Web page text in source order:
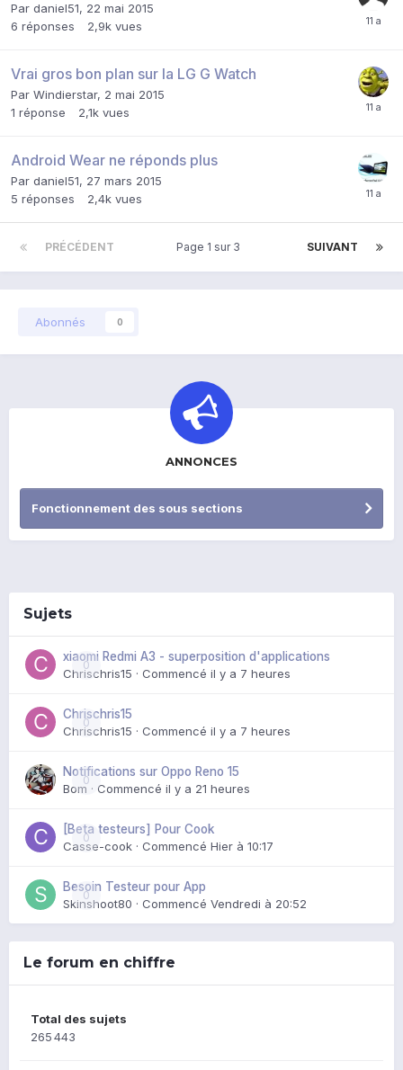
Par daniel51, 22 mai 2015
6 réponses 2,9k vues
Vrai gros bon plan sur la LG G Watch
Par Windierstar, 2 mai 2015
1 réponse 2,1k vues
Android Wear ne réponds plus
Par daniel51, 27 mars 2015
5 réponses 2,4k vues
PRÉCÉDENT SUIVANT
Page 1 sur 3
Abonnés 0
ANNONCES
Fonctionnement des sous sections
Sujets
0
xiaomi Redmi A3 - superposition d'applications
Chrischris15 · Commencé il y a 7 heures
0
Chrischris15
Chrischris15 · Commencé il y a 7 heures
0
Notifications sur Oppo Reno 15
Bom · Commencé il y a 21 heures
0
[Beta testeurs] Pour Cook
Casse-cook · Commencé Hier à 10:17
0
Besoin Testeur pour App
Skinshoot80 · Commencé Vendredi à 20:52
Le forum en chiffre
Total des sujets
265 443